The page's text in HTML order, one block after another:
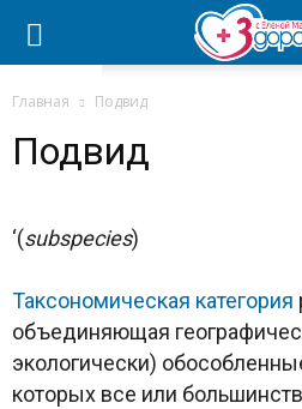
Главная Подвид
Подвид
‘(subspecies)
Таксономическая категория
объединяющая
экологически)
которых все или